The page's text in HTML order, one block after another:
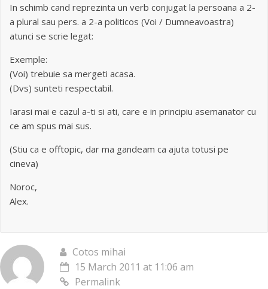
In schimb cand reprezinta un verb conjugat la persoana a 2-
a plural sau pers. a 2-a politicos (Voi / Dumneavoastra)
atunci se scrie legat:
Exemple:
(Voi) trebuie sa mergeti acasa.
(Dvs) sunteti respectabil.
Iarasi mai e cazul a-ti si ati, care e in principiu asemanator cu
ce am spus mai sus.
(Stiu ca e offtopic, dar ma gandeam ca ajuta totusi pe
cineva)
Noroc,
Alex.
Cotos mihai
15 March 2011 at 11:06 am
Permalink